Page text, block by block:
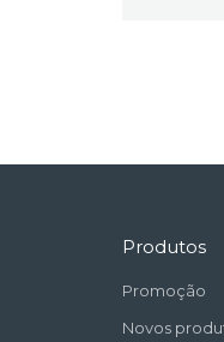
Produtos
Promoção
Novos